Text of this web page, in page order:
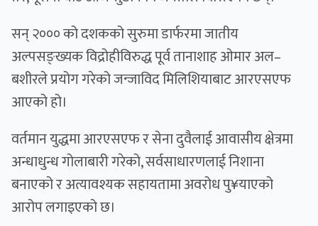
सन् २००० को दशकको सुरुमा डार्फरमा जातीय
अल्पसङ्ख्यक विद्रोहीविरुद्ध पूर्व तानाशाह ओमार अल–
बशीरले प्रयोग गरेको जन्जाविद मिलिशियाबाट आरएसएफ
आएको हो।
वर्तमान युद्धमा आरएसएफ र सेना दुवैलाई आवासीय क्षेत्रमा
अन्धाधुन्ध गोलाबारी गरेको, सर्वसाधारणलाई निशाना
बनाएको र अत्यावश्यक सहायतामा अवरोध पु¥याएको
आरोप लगाइएको छ।